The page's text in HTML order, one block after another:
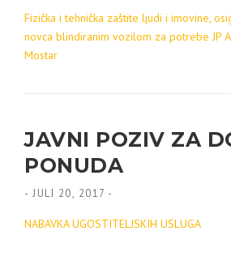
Fizička i tehnička zaštite ljudi i imovine,
novca blindiranim vozilom za potrebe JP
Mostar
JAVNI POZIV ZA
PONUDA
- JULI 20, 2017 -
NABAVKA UGOSTITELJSKIH USLUGA